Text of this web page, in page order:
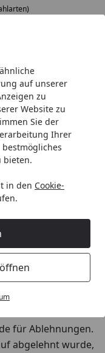
auf unserer
zu
Website zu
Sie der
Ihrer
bieten.
in den Cookie-
Rechnung
Rechnungskauf
eineAdress-
Prüfung
diese
mit der
möglich.
Aus
für Ablehnungen.
abgelehnt wurde,